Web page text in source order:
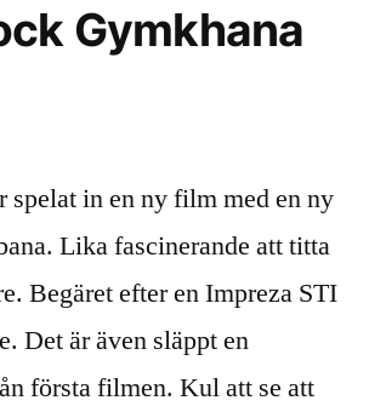
cut
Gymkhana
spelat in en ny film med en ny
Lika fascinerande att titta
Begäret efter en Impreza STI
Det är även släppt en
första filmen. Kul att se att